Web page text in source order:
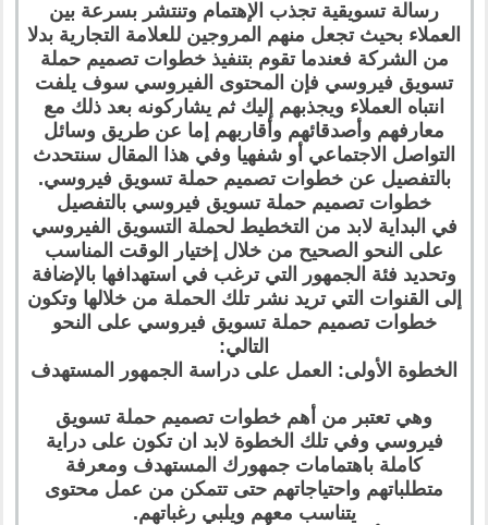
رسالة تسويقية تجذب الإهتمام وتنتشر بسرعة بين
العملاء بحيث تجعل منهم المروجين للعلامة التجارية بدلا
من الشركة فعندما تقوم بتنفيذ خطوات تصميم حملة
تسويق فيروسي فإن المحتوى الفيروسي سوف يلفت
انتباه العملاء ويجذبهم إليك ثم يشاركونه بعد ذلك مع
معارفهم وأصدقائهم وأقاربهم إما عن طريق وسائل
التواصل الاجتماعي أو شفهيا وفي هذا المقال سنتحدث
بالتفصيل عن خطوات تصميم حملة تسويق فيروسي.
خطوات تصميم حملة تسويق فيروسي بالتفصيل
في البداية لابد من التخطيط لحملة التسويق الفيروسي
على النحو الصحيح من خلال إختيار الوقت المناسب
وتحديد فئة الجمهور التي ترغب في استهدافها بالإضافة
إلى القنوات التي تريد نشر تلك الحملة من خلالها وتكون
خطوات تصميم حملة تسويق فيروسي على النحو
التالي:
الخطوة الأولى: العمل على دراسة الجمهور المستهدف
وهي تعتبر من أهم خطوات تصميم حملة تسويق
فيروسي وفي تلك الخطوة لابد ان تكون على دراية
كاملة باهتمامات جمهورك المستهدف ومعرفة
متطلباتهم واحتياجاتهم حتى تتمكن من عمل محتوى
يتناسب معهم ويلبي رغباتهم.